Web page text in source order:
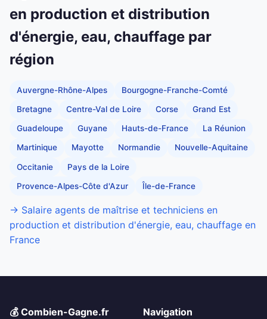
en production et distribution
d'énergie, eau, chauffage par
région
Auvergne-Rhône-Alpes Bourgogne-Franche-Comté
Bretagne Centre-Val de Loire Corse Grand Est
Guadeloupe Guyane Hauts-de-France La Réunion
Martinique Mayotte Normandie Nouvelle-Aquitaine
Occitanie Pays de la Loire
Provence-Alpes-Côte d'Azur Île-de-France
→ Salaire agents de maîtrise et techniciens en
production et distribution d'énergie, eau, chauffage en
France
💰 Combien-Gagne.fr
Navigation